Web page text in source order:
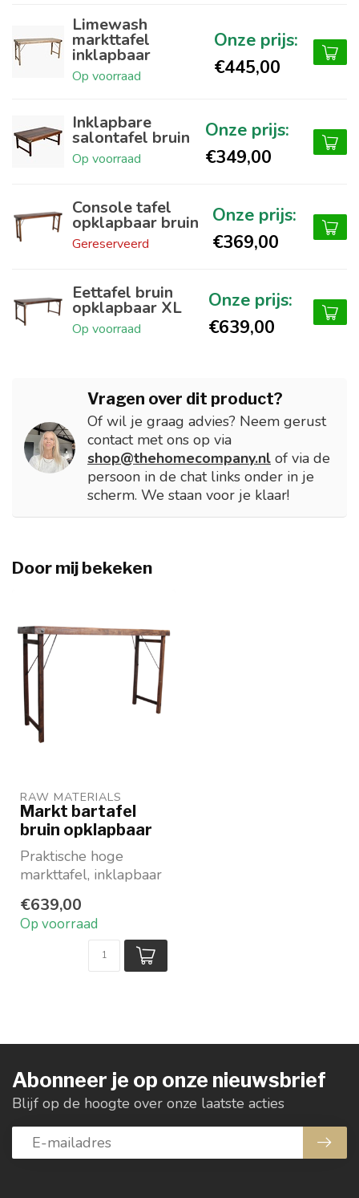
Limewash
markttafel
inklapbaar
Op voorraad €445,00
Inklapbare
salontafel bruin
Op voorraad €349,00
Console tafel
opklapbaar bruin
Gereserveerd €369,00
Eettafel bruin
opklapbaar XL
Op voorraad €639,00
Vragen over dit product?
Of wil je graag advies? Neem gerust
contact met ons op via
shop@thehomecompany.nl of via de
persoon in de chat links onder in je
scherm. We staan voor je klaar!
Door mij bekeken
RAW MATERIALS
Markt bartafel
bruin opklapbaar
Praktische hoge
markttafel, inklapbaar
tuintafel
Kleur: bruin
€639,00
Op voorraad
Abonneer je op onze nieuwsbrief
Blijf op de hoogte over onze laatste acties